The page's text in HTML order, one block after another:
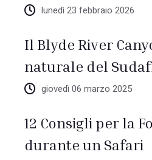
lunedì 23 febbraio 2026
Il Blyde River
naturale del
giovedì 06 marzo 2025
12 Consigli per la
durante un Safari